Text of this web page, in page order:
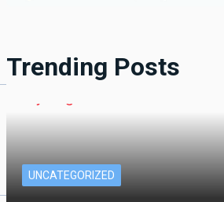
Trending Posts
UNCATEGORIZED